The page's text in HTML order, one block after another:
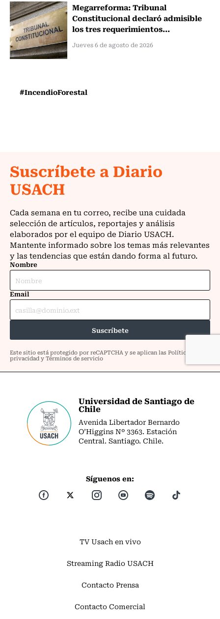
Megarreforma: Tribunal
Constitucional declaró admisible
los tres requerimientos...
Jueves 6 de agosto de 2026
#IncendioForestal
Universidad de Santiago de
Chile
Avenida Libertador Bernardo
O’Higgins Nº 3363. Estación
Central. Santiago. Chile.
Síguenos en:
TV Usach en vivo
Streaming Radio USACH
Contacto Prensa
Contacto Comercial